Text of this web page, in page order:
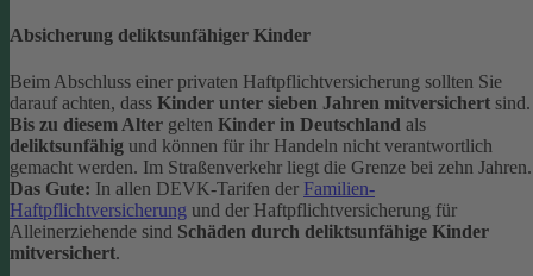
Absicherung deliktsunfähiger Kinder
Beim Abschluss einer privaten Haftpflichtversicherung sollten Sie
darauf achten, dass Kinder unter sieben Jahren mitversichert sind.
Bis zu diesem Alter gelten Kinder in Deutschland als
deliktsunfähig und können für ihr Handeln nicht verantwortlich
gemacht werden. Im Straßenverkehr liegt die Grenze bei zehn Jahren.
Das Gute: In allen DEVK-Tarifen der Familien-
Haftpflichtversicherung und der Haftpflichtversicherung für
Alleinerziehende sind Schäden durch deliktsunfähige Kinder
mitversichert.